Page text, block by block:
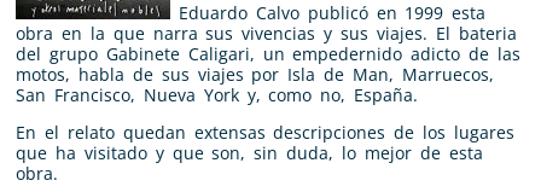
Eduardo Calvo publicó en 1999 esta
obra en la que narra sus vivencias y sus viajes. El bateria
del grupo Gabinete Caligari, un empedernido adicto de las
motos, habla de sus viajes por Isla de Man, Marruecos,
San Francisco, Nueva York y, como no, España.
En el relato quedan extensas descripciones de los lugares
que ha visitado y que son, sin duda, lo mejor de esta
obra.